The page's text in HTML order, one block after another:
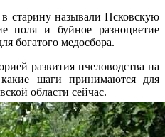
старину называли Псковскую
поля и буйное разноцветие
богатого медосбора.
развития пчеловодства на
шаги принимаются для
области сейчас.